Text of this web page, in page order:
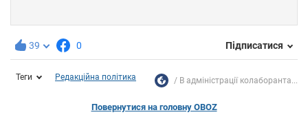
39 0 Підписатися
Теги Редакційна політика В адміністрації колаборанта...
Повернутися на головну OBOZ